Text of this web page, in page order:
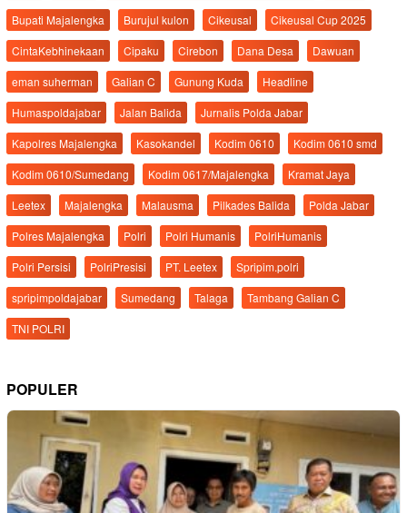
Bupati Majalengka
Burujul kulon Cikeusal
Cikeusal Cup 2025
CintaKebhinekaan
Cipaku Cirebon Dana Desa
Dawuan
eman suherman
Galian C Gunung Kuda
Headline
Humaspoldajabar
Jalan Balida
Jurnalis Polda Jabar
Kapolres Majalengka
Kasokandel Kodim 0610
Kodim 0610 smd
Kodim 0610/Sumedang
Kodim 0617/Majalengka
Kramat Jaya
Leetex
Majalengka Malausma Pilkades Balida
Polda Jabar
Polres Majalengka
Polri Polri Humanis
PolriHumanis
Polri Persisi
PolriPresisi PT. Leetex
Spripim.polri
spripimpoldajabar
Sumedang Talaga
Tambang Galian C
TNI POLRI
POPULER